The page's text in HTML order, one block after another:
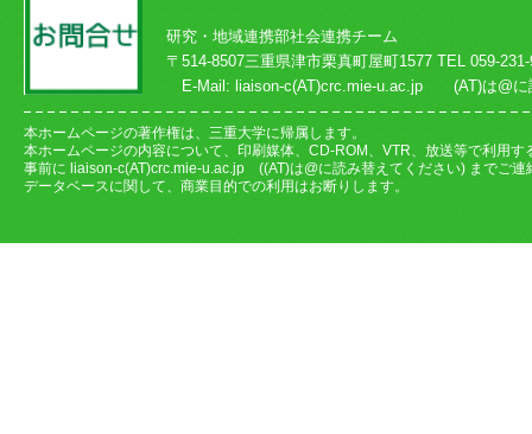
研究・地域連携部社会連携チーム
〒514-8507三重県津市栗真町屋町1577 TEL 059-
E-Mail: liaison-c(AT)crc.mie-u.ac.jp (AT)は@に
本ホームページの著作権は、三重大学に帰属します。
本ホームページの内容について、印刷媒体、CD-ROM、VTR、放送等で利用す
事前に liaison-c(AT)crc.mie-u.ac.jp ((AT)は@に読み替えてください) までご連
データベースに関して、商業目的での利用はお断りします。